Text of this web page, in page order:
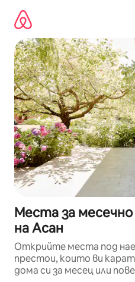
съдържанието
Места за
на Асан
Открийте места под
престои, които ви
дома си за месец или